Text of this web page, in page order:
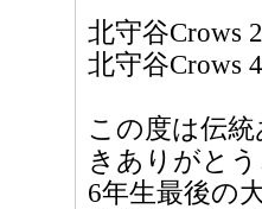
北守谷Crows
北守谷Crows
この度は伝
きありがと
6年生最後の